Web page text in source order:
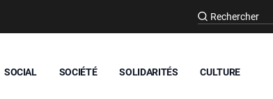
SOCIAL SOCIÉTÉ SOLIDARITÉS CULTURE